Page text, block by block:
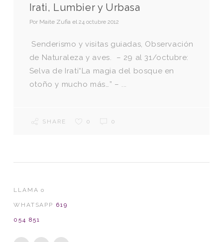
Irati, Lumbier y Urbasa
Por Maite Zufia el24 octubre 2012
Senderismo y visitas guiadas, Observación
de Naturaleza y aves. – 29 al 31/octubre:
Selva de Irati“La magia del bosque en
otoño y mucho más…” – ...
SHARE 0 0
LLAMA o
WHATSAPP 619
054 851